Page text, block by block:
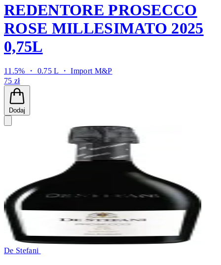
REDENTORE PROSECCO
ROSE MILLESIMATO 2025
0,75L
11.5% ・ 0.75 L ・Import M&P
75 zł
Dodaj
De Stefani